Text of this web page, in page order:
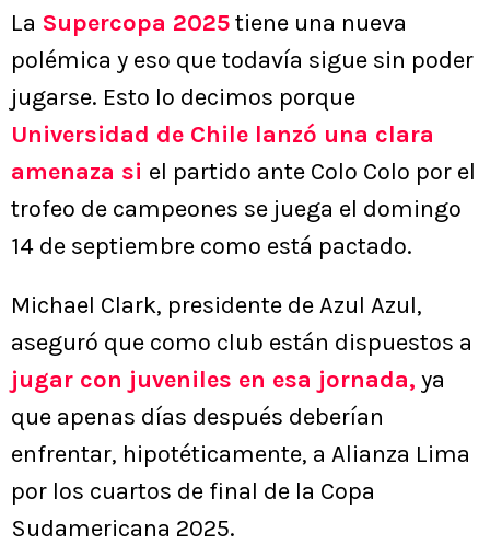
La Supercopa 2025tiene una nueva
polémica y eso que todavía sigue sin poder
jugarse. Esto lo decimos porque
Universidad de Chile lanzó una clara
amenaza si el partido ante Colo Colo por el
trofeo de campeones se juega el domingo
14 de septiembre como está pactado.
Michael Clark, presidente de Azul Azul,
aseguró que como club están dispuestos a
jugar con juveniles en esa jornada, ya
que apenas días después deberían
enfrentar, hipotéticamente, a Alianza Lima
por los cuartos de final de la Copa
Sudamericana 2025.